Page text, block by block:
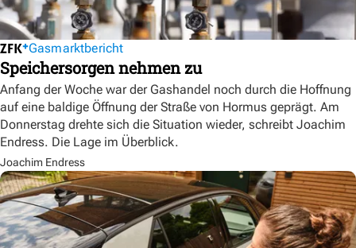
Gasmarktbericht
Speichersorgen nehmen zu
Anfang der Woche war der Gashandel noch durch die Hoffnung
auf eine baldige Öffnung der Straße von Hormus geprägt. Am
Donnerstag drehte sich die Situation wieder, schreibt Joachim
Endress. Die Lage im Überblick.
Joachim Endress